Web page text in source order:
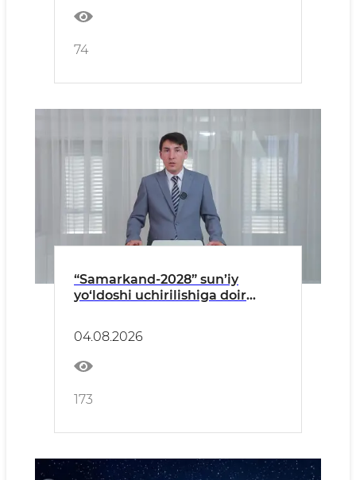
74
“Samarkand-2028” sun’iy
yo‘ldoshi uchirilishiga doir
04.08.2026
173